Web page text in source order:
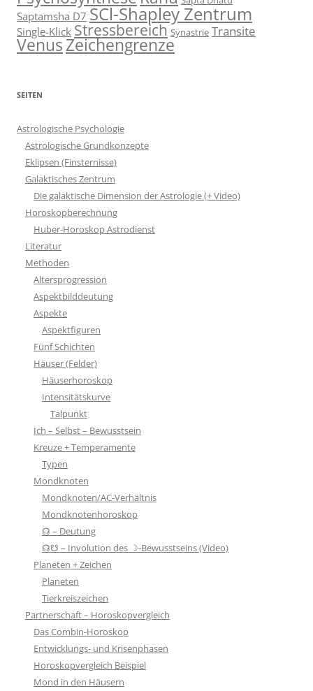
Saptamsha D7 SCl-Shapley Zentrum
Single-Klick Stressbereich Synastrie Transite
VenusZeichengrenze
SEITEN
Astrologische Psychologie
Astrologische Grundkonzepte
Eklipsen (Finsternisse)
Galaktisches Zentrum
Die galaktische Dimension der Astrologie (+ Video)
Horoskopberechnung
Huber-Horoskop Astrodienst
Literatur
Methoden
Altersprogression
Aspektbilddeutung
Aspekte
Aspektfiguren
Fünf Schichten
Häuser (Felder)
Häuserhoroskop
Intensitätskurve
Talpunkt
Ich – Selbst – Bewusstsein
Kreuze + Temperamente
Typen
Mondknoten
Mondknoten/AC-Verhältnis
Mondknotenhoroskop
☊ – Deutung
☊☋ – Involution des ☽-Bewusstseins (Video)
Planeten + Zeichen
Planeten
Tierkreiszeichen
Partnerschaft – Horoskopvergleich
Das Combin-Horoskop
Entwicklungs- und Krisenphasen
Horoskopvergleich Beispiel
Mond in den Häusern